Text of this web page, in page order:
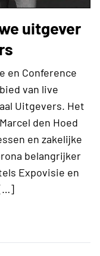
uitgever
en Conference
van live
Uitgevers. Het
den Hoed
en zakelijke
belangrijker
Expovisie en